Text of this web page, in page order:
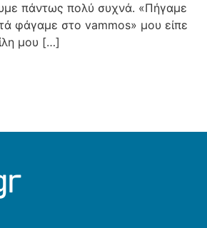
πάντως πολύ συχνά. «Πήγαμε
φάγαμε στο vammos» μου είπε
μου […]